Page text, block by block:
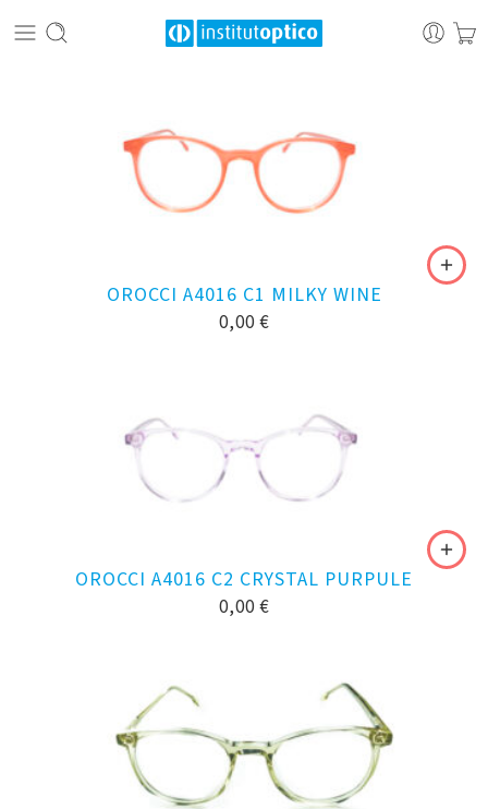
OROCCI A4016 C1 MILKY WINE
0,00 €
OROCCI A4016 C2 CRYSTAL PURPULE
0,00 €